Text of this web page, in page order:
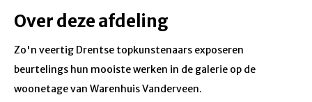
Over deze afdeling
Zo'n veertig Drentse topkunstenaars exposeren
beurtelings hun mooiste werken in de galerie op de
woonetage van Warenhuis Vanderveen.